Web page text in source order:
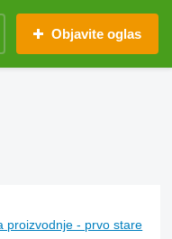
Objavite oglas
proizvodnje - prvo stare